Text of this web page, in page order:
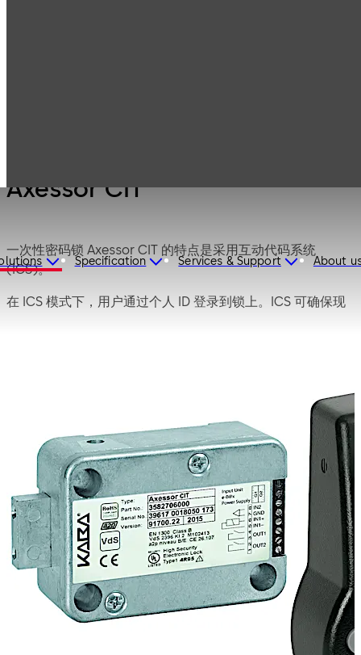
Specification Services & Support About
Axessor CIT
一次性密码锁 Axessor CIT 的特点是采用互动代码系统
(ICS)。
在 ICS 模式下，用户通过个人 ID 登录到锁上。ICS 可确保现